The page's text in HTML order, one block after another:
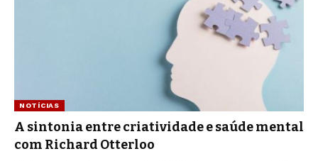
NOTÍCIAS
A sintonia entre criatividade e saúde mental
com Richard Otterloo